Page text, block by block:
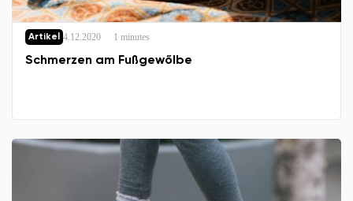
Artikel 4.12.2020 1 minutes
Schmerzen am Fußgewőlbe